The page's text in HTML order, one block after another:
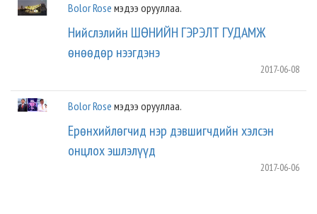
Bolor Rose мэдээ орууллаа.
Нийслэлийн ШӨНИЙН ГЭРЭЛТ ГУДАМЖ
өнөөдөр нээгдэнэ
2017-06-08
Bolor Rose мэдээ орууллаа.
Ерөнхийлөгчид нэр дэвшигчдийн хэлсэн
онцлох эшлэлүүд
2017-06-06